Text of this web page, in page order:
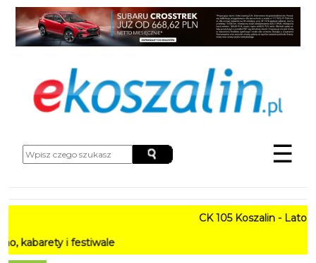
☰
CK 105 Koszalin - Lato w
i festiwale